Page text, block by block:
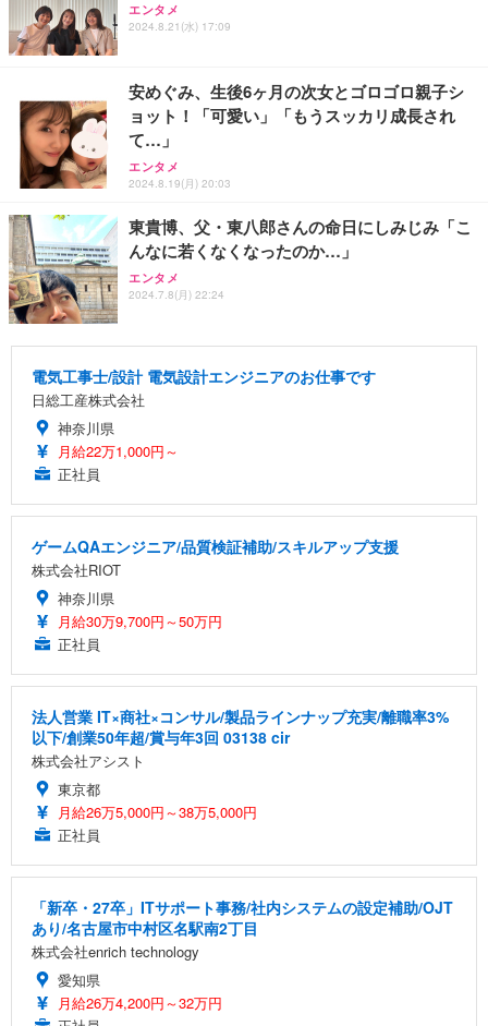
エンタメ
2024.8.21(水) 17:09
安めぐみ、生後6ヶ月の次女とゴロゴロ親子シ
ョット！「可愛い」「もうスッカリ成長され
て…」
エンタメ
2024.8.19(月) 20:03
東貴博、父・東八郎さんの命日にしみじみ「こ
んなに若くなくなったのか…」
エンタメ
2024.7.8(月) 22:24
電気工事士/設計 電気設計エンジニアのお仕事です
日総工産株式会社
神奈川県
月給22万1,000円～
正社員
ゲームQAエンジニア/品質検証補助/スキルアップ支援
株式会社RIOT
神奈川県
月給30万9,700円～50万円
正社員
法人営業 IT×商社×コンサル/製品ラインナップ充実/離職率3%
以下/創業50年超/賞与年3回 03138 cir
株式会社アシスト
東京都
月給26万5,000円～38万5,000円
正社員
「新卒・27卒」ITサポート事務/社内システムの設定補助/OJT
あり/名古屋市中村区名駅南2丁目
株式会社enrich technology
愛知県
月給26万4,200円～32万円